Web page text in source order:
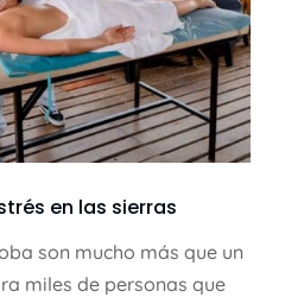
en las sierras
son mucho más que un
miles de personas que